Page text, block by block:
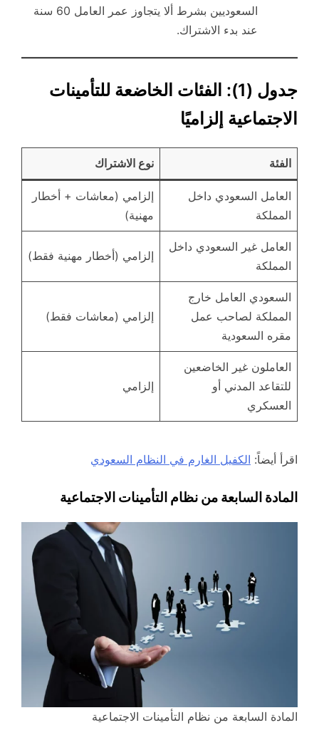
السعوديين بشرط ألا يتجاوز عمر العامل 60 سنة
عند بدء الاشتراك.
جدول (1): الفئات الخاضعة للتأمينات
الاجتماعية إلزاميًا
الفئة نوع الاشتراك
العامل السعودي داخل
المملكة
إلزامي (معاشات + أخطار
مهنية)
العامل غير السعودي داخل
المملكة
إلزامي (أخطار مهنية فقط)
السعودي العامل خارج
المملكة لصاحب عمل
مقره السعودية
إلزامي (معاشات فقط)
العاملون غير الخاضعين
للتقاعد المدني أو
العسكري
إلزامي
اقرأ أيضاً: الكفيل الغارم في النظام السعودي
المادة السابعة من نظام التأمينات الاجتماعية
المادة السابعة من نظام التأمينات الاجتماعية